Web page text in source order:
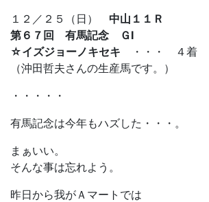
１２／２５（日） 中山１１Ｒ
第６７回 有馬記念 ＧⅠ
☆イズジョーノキセキ ・・・ ４着
（沖田哲夫さんの生産馬です。）
・・・・・
有馬記念は今年もハズした・・・。
まぁいい。
そんな事は忘れよう。
昨日から我がＡマートでは